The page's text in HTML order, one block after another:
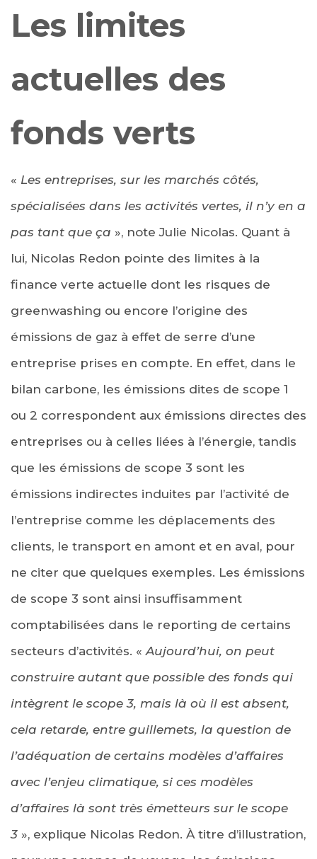
Les limites
actuelles des
fonds verts
« Les entreprises, sur les marchés côtés,
spécialisées dans les activités vertes, il n’y en a
pas tant que ça », note Julie Nicolas. Quant à
lui, Nicolas Redon pointe des limites à la
finance verte actuelle dont les risques de
greenwashing ou encore l’origine des
émissions de gaz à effet de serre d’une
entreprise prises en compte. En effet, dans le
bilan carbone, les émissions dites de scope 1
ou 2 correspondent aux émissions directes des
entreprises ou à celles liées à l’énergie, tandis
que les émissions de scope 3 sont les
émissions indirectes induites par l’activité de
l’entreprise comme les déplacements des
clients, le transport en amont et en aval, pour
ne citer que quelques exemples. Les émissions
de scope 3 sont ainsi insuffisamment
comptabilisées dans le reporting de certains
secteurs d’activités. « Aujourd’hui, on peut
construire autant que possible des fonds qui
intègrent le scope 3, mais là où il est absent,
cela retarde, entre guillemets, la question de
l’adéquation de certains modèles d’affaires
avec l’enjeu climatique, si ces modèles
d’affaires là sont très émetteurs sur le scope
3 », explique Nicolas Redon. À titre d’illustration,